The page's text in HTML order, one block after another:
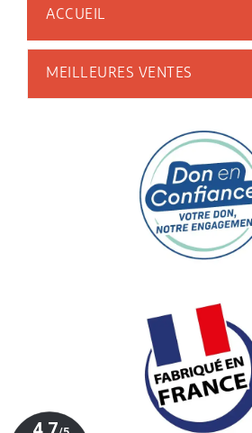
ACCUEIL
MEILLEURES VENTES